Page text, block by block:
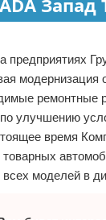
предприятиях
модернизация
ремонтные
улучшению
время
товарных
моделей в